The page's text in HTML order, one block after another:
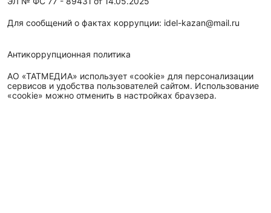
Для сообщений о фактах коррупции: idel-kazan@mail.ru
Антикоррупционная политика
АО «ТАТМЕДИА» использует «cookie» для персонализации
сервисов и удобства пользователей сайтом. Использование
«cookie» можно отменить в настройках браузера.